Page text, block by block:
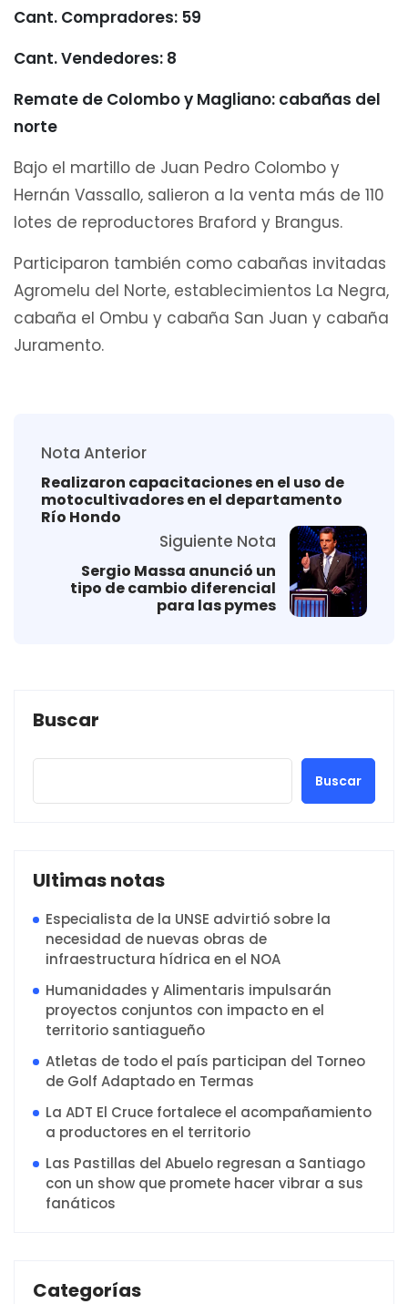
Cant. Compradores: 59
Cant. Vendedores: 8
Remate de Colombo y Magliano: cabañas del
norte
Bajo el martillo de Juan Pedro Colombo y
Hernán Vassallo, salieron a la venta más de 110
lotes de reproductores Braford y Brangus.
Participaron también como cabañas invitadas
Agromelu del Norte, establecimientos La Negra,
cabaña el Ombu y cabaña San Juan y cabaña
Juramento.
Nota Anterior
Realizaron capacitaciones en el uso de
motocultivadores en el departamento
Río Hondo
Siguiente Nota
Sergio Massa anunció un
tipo de cambio diferencial
para las pymes
Buscar
Buscar
Ultimas notas
Especialista de la UNSE advirtió sobre la
necesidad de nuevas obras de
infraestructura hídrica en el NOA
Humanidades y Alimentaris impulsarán
proyectos conjuntos con impacto en el
territorio santiagueño
Atletas de todo el país participan del Torneo
de Golf Adaptado en Termas
La ADT El Cruce fortalece el acompañamiento
a productores en el territorio
Las Pastillas del Abuelo regresan a Santiago
con un show que promete hacer vibrar a sus
fanáticos
Categorías